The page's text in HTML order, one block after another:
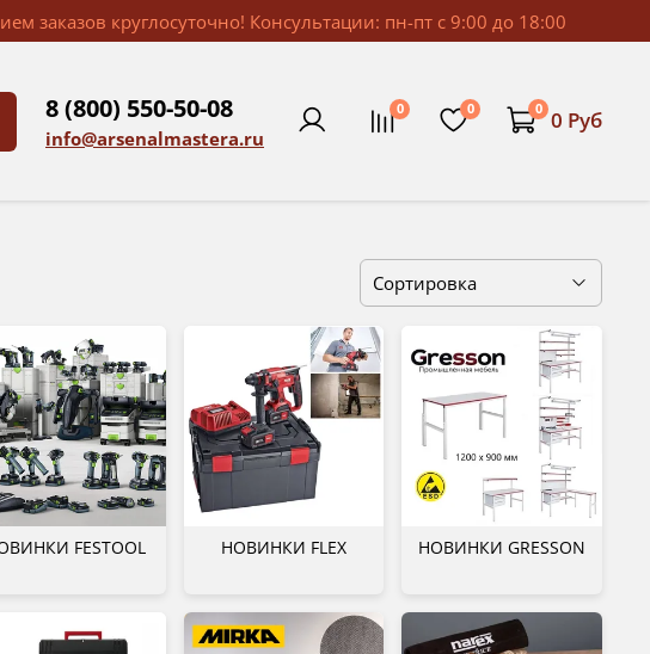
заказов круглосуточно! Консультации: пн-пт с 9:00 до 18:00
8 (800) 550-50-08
info@arsenalmastera.ru
0 0 0 0 Руб
FESTOOL НОВИНКИ FLEX НОВИНКИ GRESSON